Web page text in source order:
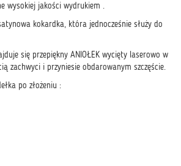
wysokiej jakości wydrukiem .
kokardka, która jednocześnie służy do
się przepiękny ANIOŁEK wycięty laserowo w
zachwyci i przyniesie obdarowanym szczęście.
po złożeniu :